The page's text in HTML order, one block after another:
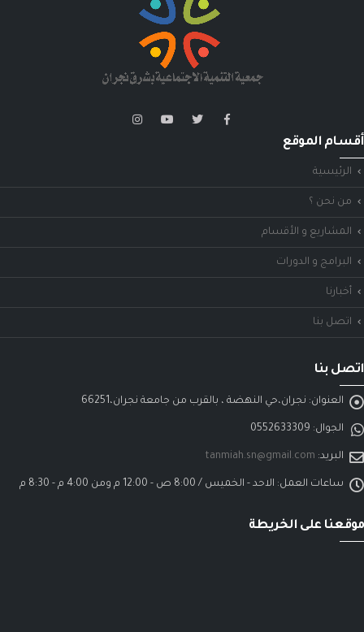
أقسام الموقع
الرئيسية
من نحن ؟
المشاريع و الأقسام
البرامج و الدورات
أخبارنا
اتصل بنا
اتصل بنا
العنوان: نجران،حي النهضة ، بالقرب من جامعة نجران،66251
الجوال: 0552633309
البريد: tanmiah.sn@gmail.com
ساعات العمل: الاحد - الخميس / 8:00 ص - 12:00 م ومن 4:00 م - 8:30 م
موقعنا على الخريطة